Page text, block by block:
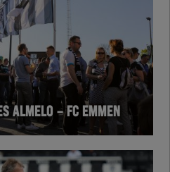
ALMELO – FC EMMEN